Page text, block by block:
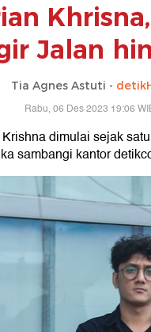
Jalan
Tia Agnes Astuti -
Rabu, 06 Des 2023 19:06
dimulai sejak
sambangi kantor